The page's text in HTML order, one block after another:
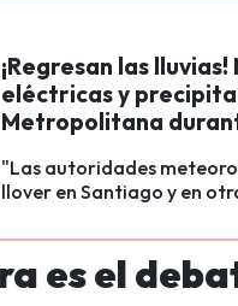
¡Regresan las
eléctricas y
Metropolitana
"Las autoridades
llover en Santiago y en
es el